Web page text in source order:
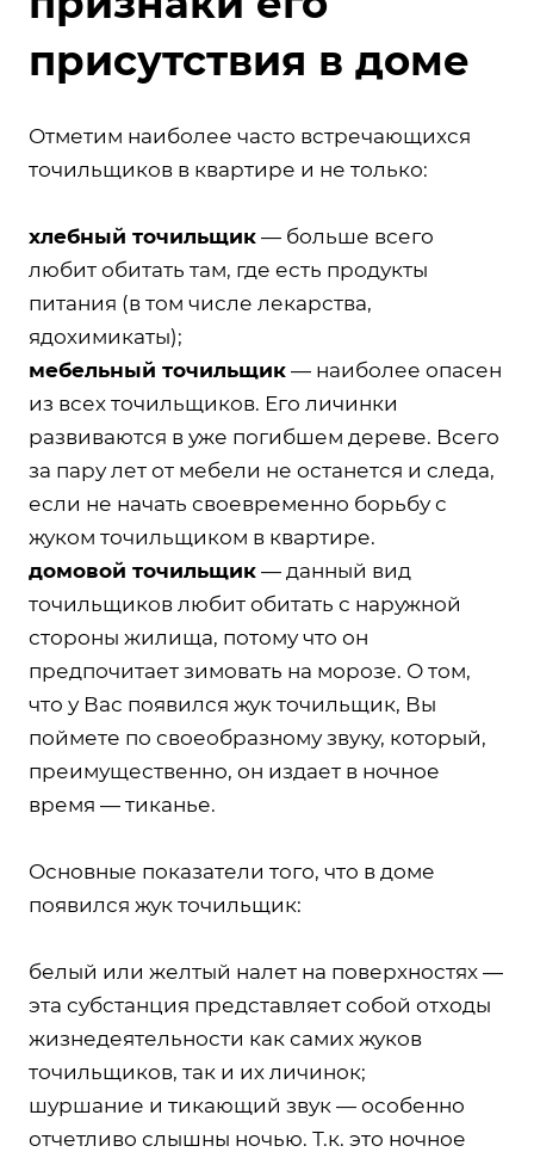
присутствия в доме
Отметим наиболее часто встречающихся
точильщиков в квартире и не только:
хлебный точильщик — больше всего
любит обитать там, где есть продукты
питания (в том числе лекарства,
ядохимикаты);
мебельный точильщик — наиболее опасен
из всех точильщиков. Его личинки
развиваются в уже погибшем дереве. Всего
за пару лет от мебели не останется и следа,
если не начать своевременно борьбу с
жуком точильщиком в квартире.
домовой точильщик — данный вид
точильщиков любит обитать с наружной
стороны жилища, потому что он
предпочитает зимовать на морозе. О том,
что у Вас появился жук точильщик, Вы
поймете по своеобразному звуку, который,
преимущественно, он издает в ночное
время — тиканье.
Основные показатели того, что в доме
появился жук точильщик:
белый или желтый налет на поверхностях —
эта субстанция представляет собой отходы
жизнедеятельности как самих жуков
точильщиков, так и их личинок;
шуршание и тикающий звук — особенно
отчетливо слышны ночью. Т.к. это ночное